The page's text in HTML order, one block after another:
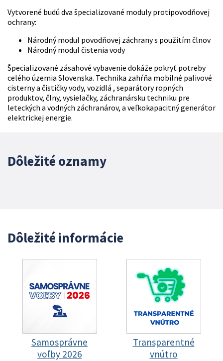
Vytvorené budú dva špecializované moduly protipovodňovej
ochrany:
Národný modul povodňovej záchrany s použitím člnov
Národný modul čistenia vody
Špecializované zásahové vybavenie dokáže pokryť potreby
celého územia Slovenska. Technika zahŕňa mobilné palivové
cisterny a čističky vody, vozidlá , separátory ropných
produktov, člny, vysielačky, záchranársku techniku pre
leteckých a vodných záchranárov, a veľkokapacitný generátor
elektrickej energie.
Dôležité oznamy
Dôležité informácie
Samosprávne
voľby 2026
Transparentné
vnútro